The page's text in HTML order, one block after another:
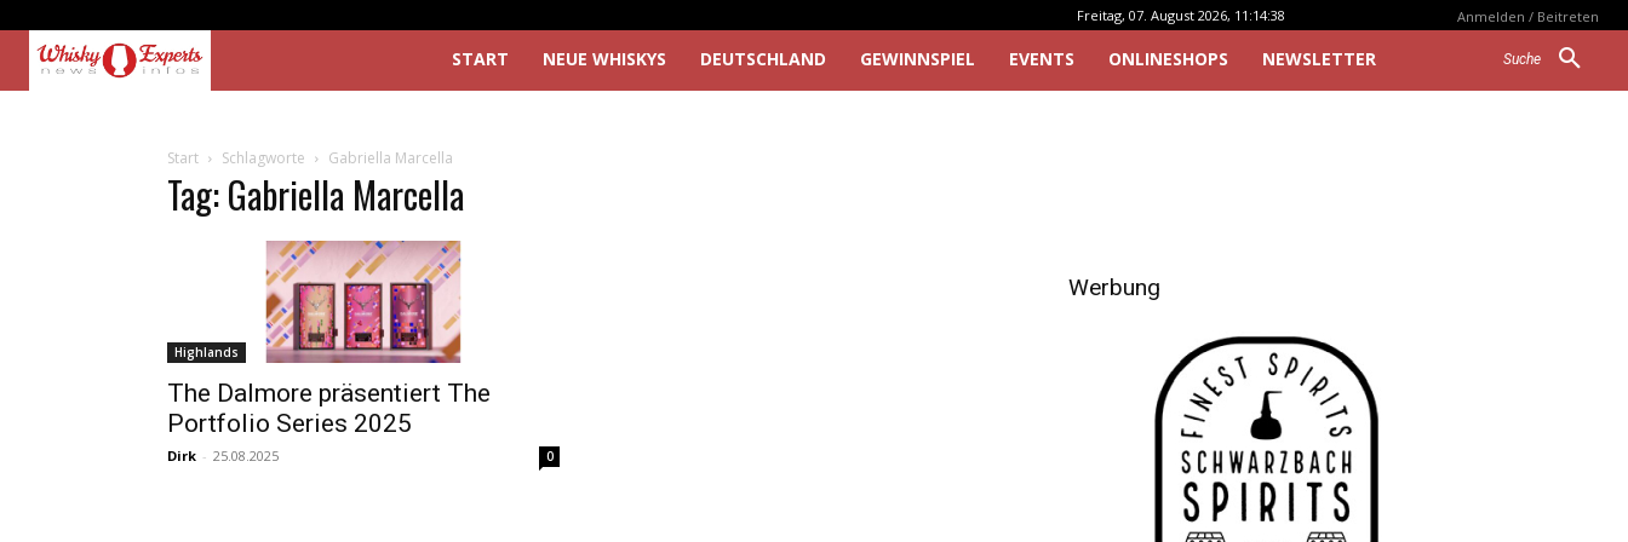
Freitag, 07. August 2026, 11:14:38 Anmelden / Beitreten
Suche
START NEUE WHISKYS DEUTSCHLAND GEWINNSPIEL EVENTS ONLINESHOPS NEWSLETTER
Start Schlagworte Gabriella Marcella
Tag: Gabriella Marcella
Highlands
The Dalmore präsentiert The
Portfolio Series 2025
Dirk - 25.08.2025 0
Werbung